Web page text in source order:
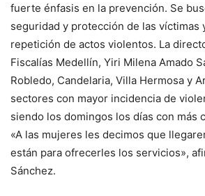
fuerte énfasis en la prevención. Se
seguridad y protección de las víctimas
repetición de actos violentos. La
Fiscalías Medellín, Yiri Milena Amado
Robledo, Candelaria, Villa Hermosa y
sectores con mayor incidencia de
siendo los domingos los días con más
«A las mujeres les decimos que
están para ofrecerles los servicios»,
Sánchez.